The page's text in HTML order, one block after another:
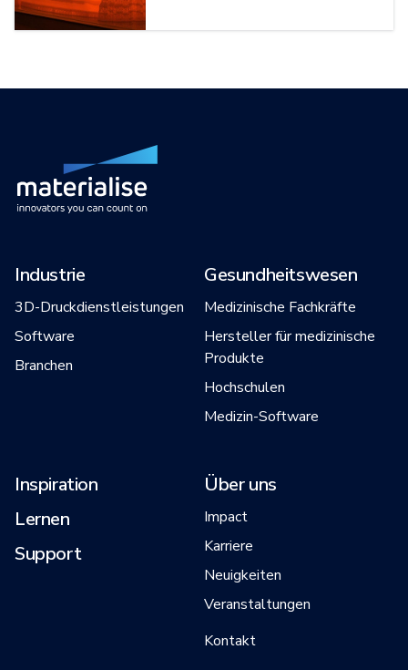
Industrie
3D-Druckdienstleistungen
Software
Branchen
Gesundheitswesen
Medizinische Fachkräfte
Hersteller für medizinische
Produkte
Hochschulen
Medizin-Software
Inspiration
Lernen
Support
Über uns
Impact
Karriere
Neuigkeiten
Veranstaltungen
Kontakt